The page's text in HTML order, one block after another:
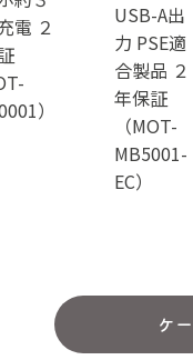
電 ２
）
USB-A出
力 PSE適
合製品 ２
年保証
（MOT-
MB5001-
EC）
ケ